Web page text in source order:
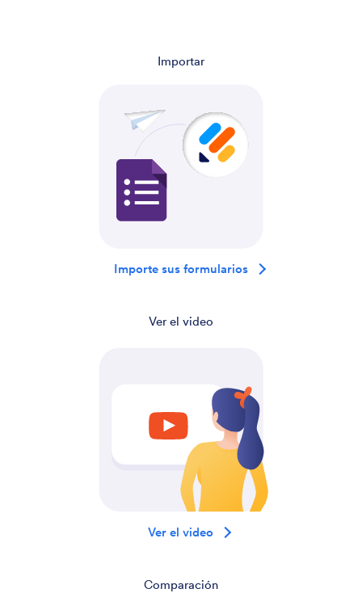
Importar
Importe sus formularios
Ver el video
Ver el video
Comparación